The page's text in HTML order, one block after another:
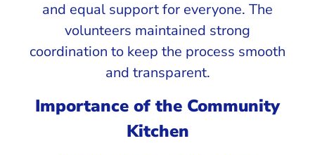
and equal support for everyone. The
volunteers maintained strong
coordination to keep the process smooth
and transparent.
Importance of the Community
Kitchen